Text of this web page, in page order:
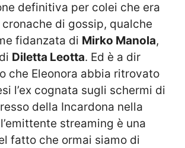
definitiva per colei che era
di gossip, qualche
fidanzata di Mirko Manola,
Diletta Leotta. Ed è a dir
che Eleonora abbia ritrovato
l’ex cognata sugli schermi di
della Incardona nella
streaming è una
fatto che ormai siamo di